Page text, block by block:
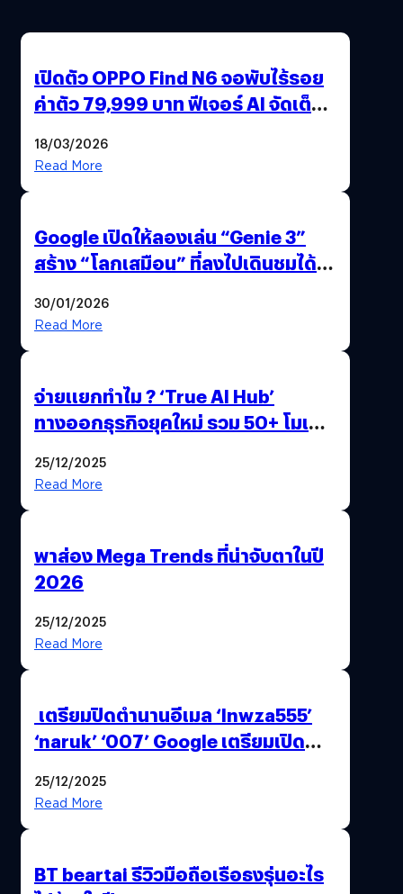
เปิดตัว OPPO Find N6 จอพับไร้รอย
ค่าตัว 79,999 บาท ฟีเจอร์ AI จัดเต็ม
18/03/2026
Read More
Google เปิดให้ลองเล่น “Genie 3”
สร้าง “โลกเสมือน” ที่ลงไปเดินชมได้
30/01/2026
Read More
จ่ายแยกทำไม ? ‘True AI Hub’
ทางออกธุรกิจยุคใหม่ รวม 50+ โมเดล
25/12/2025
Read More
พาส่อง Mega Trends ที่น่าจับตาในปี
2026
25/12/2025
Read More
เตรียมปิดตำนานอีเมล ‘lnwza555’
‘naruk’ ‘007’ Google เตรียมเปิด
25/12/2025
Read More
BT beartai รีวิวมือถือเรือธงรุ่นอะไร